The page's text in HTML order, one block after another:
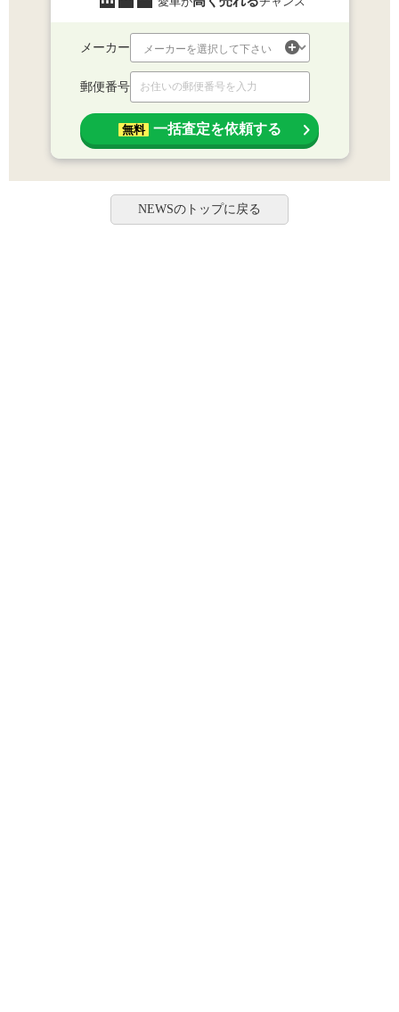
メーカー
郵便番号
無料 一括査定を依頼する
NEWSのトップに戻る